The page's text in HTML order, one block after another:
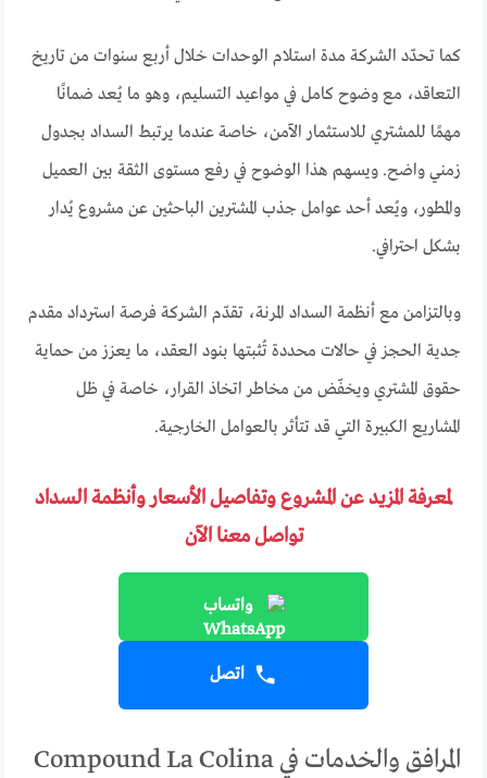
كما تحدّد الشركة مدة استلام الوحدات خلال أربع سنوات من تاريخ
التعاقد، مع وضوح كامل في مواعيد التسليم، وهو ما يُعد ضمانًا
مهمًا للمشتري للاستثمار الآمن، خاصة عندما يرتبط السداد بجدول
زمني واضح. ويسهم هذا الوضوح في رفع مستوى الثقة بين العميل
والمطور، ويُعد أحد عوامل جذب المشترين الباحثين عن مشروع يُدار
بشكل احترافي.
وبالتزامن مع أنظمة السداد المرنة، تقدّم الشركة فرصة استرداد مقدم
جدية الحجز في حالات محددة تُثبتها بنود العقد، ما يعزز من حماية
حقوق المشتري ويخفّض من مخاطر اتخاذ القرار، خاصة في ظل
المشاريع الكبيرة التي قد تتأثر بالعوامل الخارجية.
لمعرفة المزيد عن المشروع وتفاصيل الأسعار وأنظمة السداد
تواصل معنا الآن
واتساب
اتصل
المرافق والخدمات في Compound La Colina